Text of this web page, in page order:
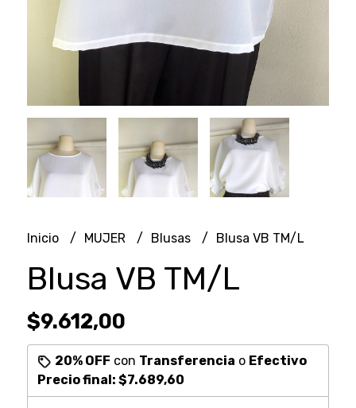
Inicio MUJER Blusas Blusa VB TM/L
Blusa VB TM/L
$9.612,00
20% OFF con Transferencia o Efectivo
Precio final: $7.689,60